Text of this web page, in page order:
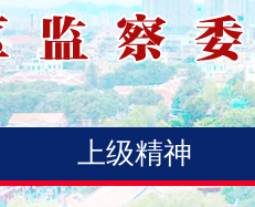
上级精神